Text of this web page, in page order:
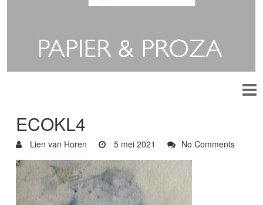
ECOKL4
Lien van Horen 5 mei 2021 No Comments